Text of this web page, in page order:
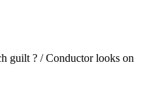
guilt ? / Conductor looks on